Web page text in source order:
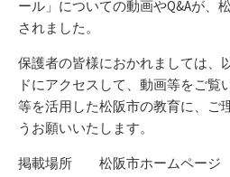
ール」についての動画やQ&Aが、
されました。
保護者の皆様におかれましては、
ドにアクセスして、動画等をご覧
等を活用した松阪市の教育に、ご
うお願いいたします。
掲載場所 松阪市ホームページ